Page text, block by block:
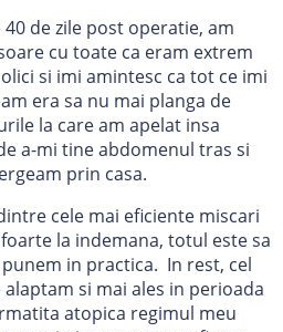
de zile post operatie, am
cu toate ca eram extrem
si imi amintesc ca tot ce imi
era sa nu mai planga de
la care am apelat insa
a-mi tine abdomenul tras si
prin casa.
cele mai eficiente miscari
la indemana, totul este sa
in practica. In rest, cel
si mai ales in perioada
atopica regimul meu